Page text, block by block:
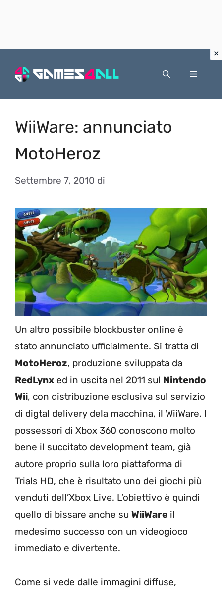
Menu
WiiWare: annunciato
MotoHeroz
Settembre 7, 2010 di
Un altro possibile blockbuster online è
stato annunciato ufficialmente. Si tratta di
MotoHeroz, produzione sviluppata da
RedLynx ed in uscita nel 2011 sul Nintendo
Wii, con distribuzione esclusiva sul servizio
di digtal delivery dela macchina, il WiiWare. I
possessori di Xbox 360 conoscono molto
bene il succitato development team, già
autore proprio sulla loro piattaforma di
Trials HD, che è risultato uno dei giochi più
venduti dell’Xbox Live. L’obiettivo è quindi
quello di bissare anche su WiiWare il
medesimo successo con un videogioco
immediato e divertente.
Come si vede dalle immagini diffuse,